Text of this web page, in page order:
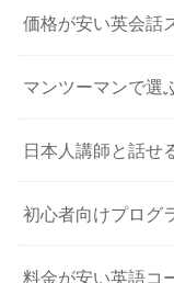
価格が安い英会話
マンツーマンで選
日本人講師と話せ
初心者向けプログ
料金が安い英語コ